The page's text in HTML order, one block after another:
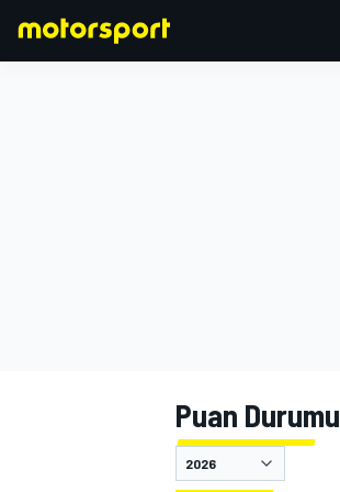
Puan Durumu